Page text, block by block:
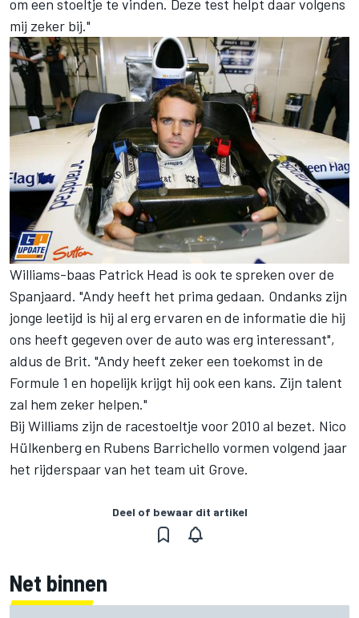
om een stoeltje te vinden. Deze test helpt daar volgens
mij zeker bij."
Williams-baas Patrick Head is ook te spreken over de
Spanjaard. "Andy heeft het prima gedaan. Ondanks zijn
jonge leetijd is hij al erg ervaren en de informatie die hij
ons heeft gegeven over de auto was erg interessant",
aldus de Brit. "Andy heeft zeker een toekomst in de
Formule 1 en hopelijk krijgt hij ook een kans. Zijn talent
zal hem zeker helpen."
Bij Williams zijn de racestoeltje voor 2010 al bezet. Nico
Hülkenberg en Rubens Barrichello vormen volgend jaar
het rijderspaar van het team uit Grove.
Deel of bewaar dit artikel
Net binnen